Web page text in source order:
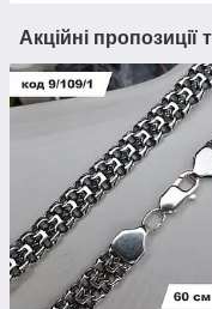
Акційні пропозиції